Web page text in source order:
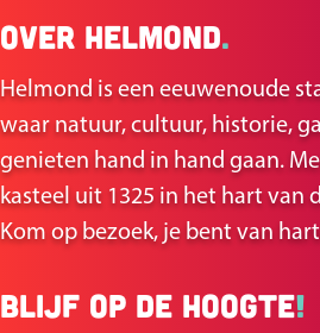
l
e
z
e
p
a
i
l
e
z
e
p
a
i
Over Helmond.
Helmond is een eeuwenoude
waar natuur, cultuur, historie,
genieten hand in hand gaan.
kasteel uit 1325 in het hart van
Kom op bezoek, je bent van
Blijf op de hoogte!